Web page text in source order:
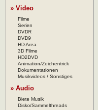
» Video
Filme
Serien
DVDR
DVD9
HD Area
3D Filme
HD2DVD
Animation/Zeichentrick
Dokumentationen
Musikvideos / Sonstiges
» Audio
Biete Musik
Disko/Sammelthreads